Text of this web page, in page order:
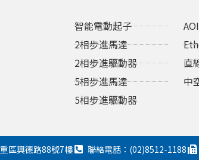
智能電動起子
2相步進馬達
2相步進驅動器
5相步進馬達
5相步進驅動器
直
中
區興德路88號7樓 聯絡電話：(02)8512-1188